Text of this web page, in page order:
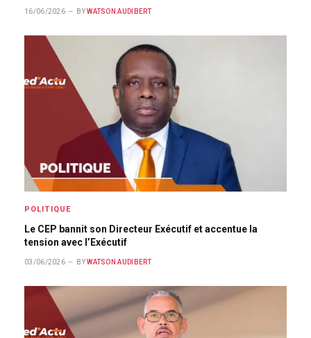
16/06/2026 BY WATSON AUDIBERT
POLITIQUE
Le CEP bannit son Directeur Exécutif et accentue la
tension avec l’Exécutif
03/06/2026 BY WATSON AUDIBERT